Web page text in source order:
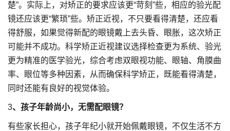
楚”。实际上，对矫正的要求应该更“苛刻”些，相应的验光配
镜还应该更“繁琐”些。矫正近视，不只要看得清楚，还应看
得舒服，如果觉得新配的眼镜戴上去头昏、眼胀，这次矫正
可能并不成功。科学矫正近视建议选择检查更为系统、验光
更为精准的医学验光，综合考虑双眼视功能、眼轴、角膜曲
率、眼位等多种因素，从而确保科学矫正，既能看得清楚，
同时还能有良好的视觉体验。
3、孩子年龄尚小，无需配眼镜？
有些家长担心，孩子年纪小就开始佩戴眼镜，不仅生活不方